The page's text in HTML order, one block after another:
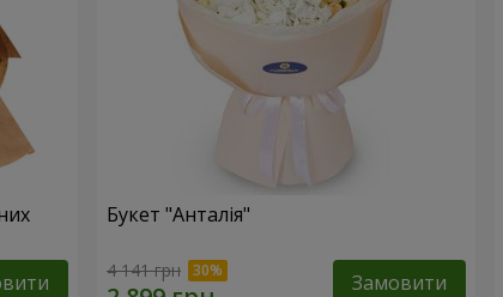
Букет "Анталія"
4 141 грн Замовити